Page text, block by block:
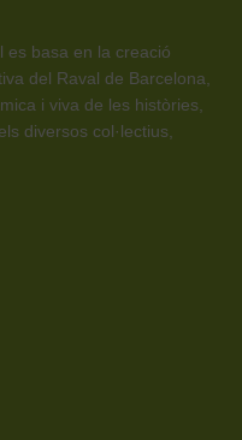
es basa en la creació
del Raval de Barcelona,
i viva de les històries,
diversos col·lectius,